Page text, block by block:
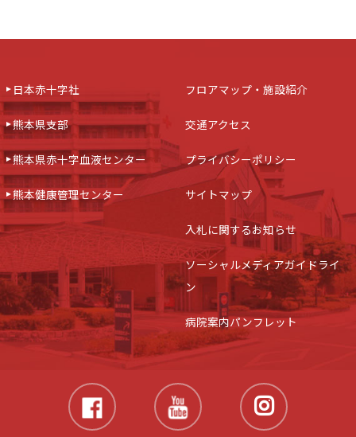
日本赤十字社
熊本県支部
熊本県赤十字血液センター
熊本健康管理センター
フロアマップ・施設紹介
交通アクセス
プライバシーポリシー
サイトマップ
入札に関するお知らせ
ソーシャルメディアガイドライ
ン
病院案内パンフレット